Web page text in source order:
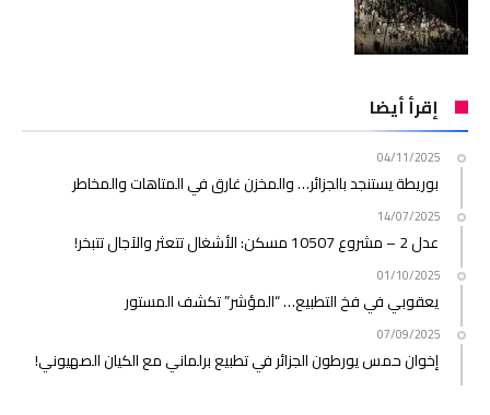
إقرأ أيضا
04/11/2025
بوريطة يستنجد بالجزائر… والمخزن غارق في المتاهات والمخاطر
14/07/2025
عدل 2 – مشروع 10507 مسكن: الأشغال تتعثر والآجال تتبخر!
01/10/2025
يعقوبي في فخ التطبيع… “المؤشر” تكشف المستور
07/09/2025
إخوان حمس يورطون الجزائر في تطبيع برلماني مع الكيان الصهيوني!